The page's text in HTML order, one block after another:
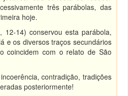
três parábolas, das
hoje.
12-14) conservou esta parábola,
e os diversos traços secundários
coincidem com o relato de São
contradição, tradições
posteriormente!